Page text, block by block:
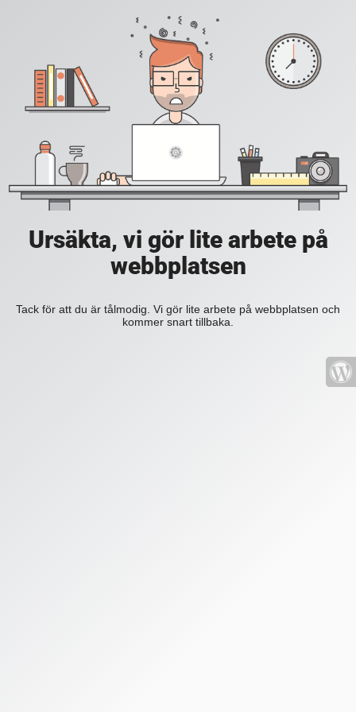
Ursäkta, vi gör lite arbete på
webbplatsen
Tack för att du är tålmodig. Vi gör lite arbete på webbplatsen och
kommer snart tillbaka.